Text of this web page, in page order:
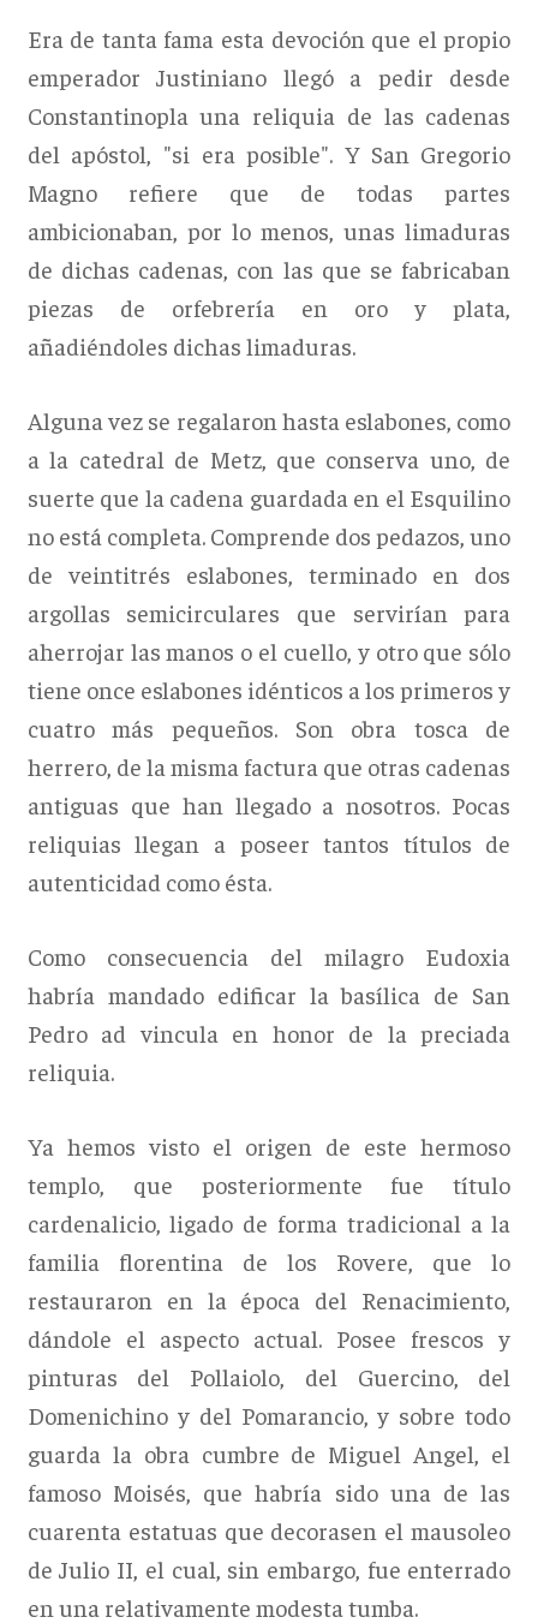
Era de tanta fama esta devoción que el propio
emperador Justiniano llegó a pedir desde
Constantinopla una reliquia de las cadenas
del apóstol, "si era posible". Y San Gregorio
Magno refiere que de todas partes
ambicionaban, por lo menos, unas limaduras
de dichas cadenas, con las que se fabricaban
piezas de orfebrería en oro y plata,
añadiéndoles dichas limaduras.
Alguna vez se regalaron hasta eslabones, como
a la catedral de Metz, que conserva uno, de
suerte que la cadena guardada en el Esquilino
no está completa. Comprende dos pedazos, uno
de veintitrés eslabones, terminado en dos
argollas semicirculares que servirían para
aherrojar las manos o el cuello, y otro que sólo
tiene once eslabones idénticos a los primeros y
cuatro más pequeños. Son obra tosca de
herrero, de la misma factura que otras cadenas
antiguas que han llegado a nosotros. Pocas
reliquias llegan a poseer tantos títulos de
autenticidad como ésta.
Como consecuencia del milagro Eudoxia
habría mandado edificar la basílica de San
Pedro ad vincula en honor de la preciada
reliquia.
Ya hemos visto el origen de este hermoso
templo, que posteriormente fue título
cardenalicio, ligado de forma tradicional a la
familia florentina de los Rovere, que lo
restauraron en la época del Renacimiento,
dándole el aspecto actual. Posee frescos y
pinturas del Pollaiolo, del Guercino, del
Domenichino y del Pomarancio, y sobre todo
guarda la obra cumbre de Miguel Angel, el
famoso Moisés, que habría sido una de las
cuarenta estatuas que decorasen el mausoleo
de Julio II, el cual, sin embargo, fue enterrado
en una relativamente modesta tumba.